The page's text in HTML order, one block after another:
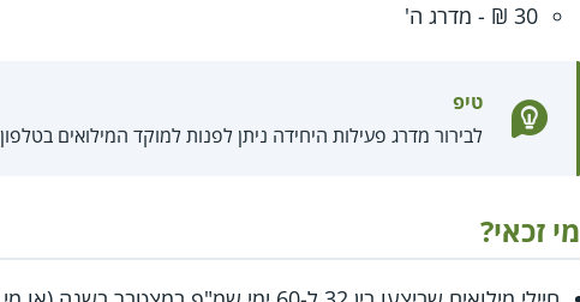
30 ₪ - מדרג ה'
טיפ
לבירור מדרג פעילות היחידה ניתן לפנות למוקד המילואים בטלפון 1111 שלוחה 4 ואז שלוחה 1
מי זכאי?